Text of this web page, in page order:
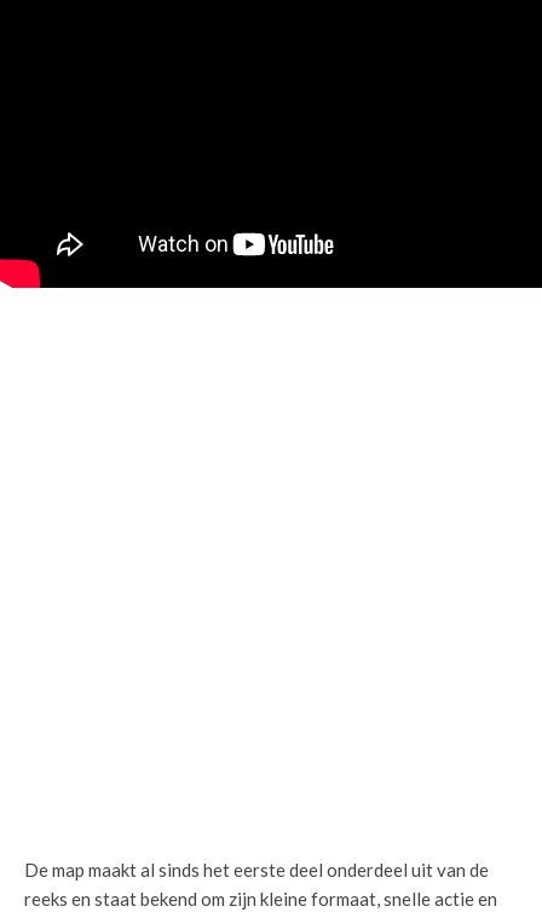
De map maakt al sinds het eerste deel onderdeel uit van de
reeks en staat bekend om zijn kleine formaat, snelle actie en